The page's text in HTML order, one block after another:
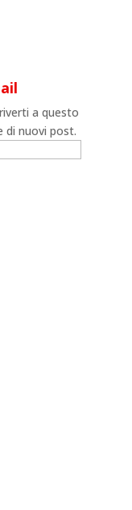
a questo
di nuovi post.